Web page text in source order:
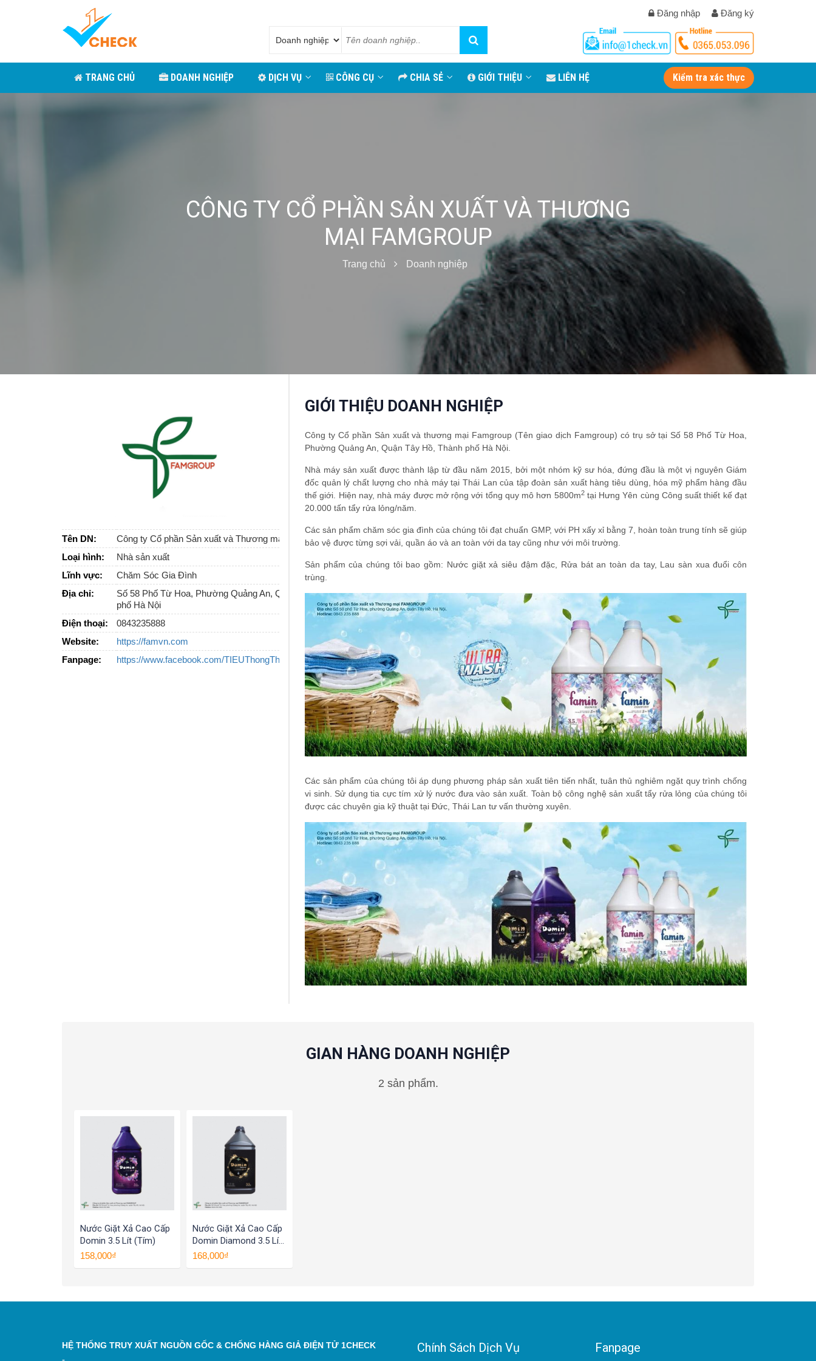
Đăng nhập Đăng ký
TRANG CHỦ DOANH NGHIỆP DỊCH VỤ CÔNG CỤ CHIA SẺ GIỚI THIỆU LIÊN HỆ Kiểm tra xác thực
CÔNG TY CỔ PHẦN SẢN XUẤT VÀ THƯƠNG
MẠI FAMGROUP
Trang chủ Doanh nghiệp
Tên DN:
Công ty Cổ phần Sản xuất và Thương mại Famgroup
Loại hình:
Nhà sản xuất
Lĩnh vực:
Chăm Sóc Gia Đình
Địa chỉ:
Số 58 Phố Từ Hoa, Phường Quảng An, Quận Tây Hồ, Thành
phố Hà Nội
Điện thoại:
0843235888
Website:
https://famvn.com
Fanpage:
https://www.facebook.com/TIEUThongThaiDUNGThongMinh
GIỚI THIỆU DOANH NGHIỆP
Công ty Cổ phần Sản xuất và thương mại Famgroup (Tên giao dịch Famgroup) có trụ sở tại Số 58 Phố Từ Hoa,
Phường Quảng An, Quận Tây Hồ, Thành phố Hà Nội.
Nhà máy sản xuất được thành lập từ đầu năm 2015, bởi một nhóm kỹ sư hóa, đứng đầu là một vị nguyên Giám
đốc quản lý chất lượng cho nhà máy tại Thái Lan của tập đoàn sản xuất hàng tiêu dùng, hóa mỹ phẩm hàng đầu
thế giới. Hiện nay, nhà máy được mở rộng với tổng quy mô hơn 5800m2tại Hưng Yên cùng Công suất thiết kế đạt
20.000 tấn tẩy rửa lỏng/năm.
Các sản phẩm chăm sóc gia đình của chúng tôi đạt chuẩn GMP, với PH xấy xỉ bằng 7, hoàn toàn trung tính sẽ giúp
bảo vệ được từng sợi vải, quần áo và an toàn với da tay cũng như với môi trường.
Sản phẩm của chúng tôi bao gồm: Nước giặt xả siêu đậm đặc, Rửa bát an toàn da tay, Lau sàn xua đuổi côn
trùng.
Các sản phẩm của chúng tôi áp dụng phương pháp sản xuất tiên tiến nhất, tuân thủ nghiêm ngặt quy trình chống
vi sinh. Sử dụng tia cực tím xử lý nước đưa vào sản xuất. Toàn bộ công nghệ sản xuất tẩy rửa lỏng của chúng tôi
được các chuyên gia kỹ thuật tại Đức, Thái Lan tư vấn thường xuyên.
GIAN HÀNG DOANH NGHIỆP
2 sản phẩm.
Nước Giặt Xả Cao Cấp
Domin 3.5 Lít (tím)
158,000₫
Nước Giặt Xả Cao Cấp
Domin Diamond 3.5 Lít
(đen)
168,000₫
HỆ THỐNG TRUY XUẤT NGUỒN GỐC & CHỐNG HÀNG GIẢ ĐIỆN TỬ 1CHECK Chính Sách Dịch Vụ Fanpage